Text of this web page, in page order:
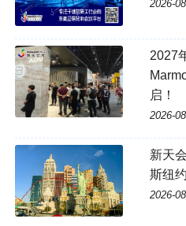
2026-
2027
启！
2026-
新天
斯纽
2026-